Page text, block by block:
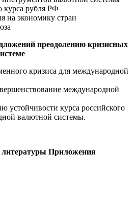
курса рубля РФ
на экономику стран
преодолению кризисных
кризиса для международной
международной
курса российского
валютной системы.
литературы Приложения